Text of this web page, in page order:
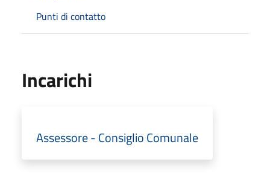
Punti di contatto
Incarichi
Assessore - Consiglio Comunale